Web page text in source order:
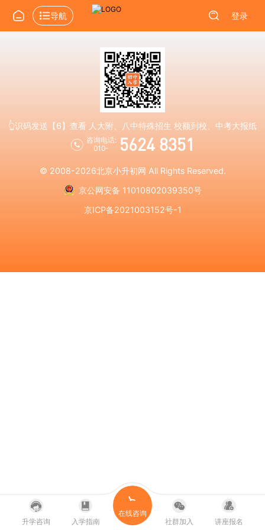
导航 登录
👆识码发送【6】查看 人大附、八中特殊招生 校额到校、中考大报纸
咨询电话:
010-
5624 8351
© 2008-2026北京小升初网 All Rights Reserved.
京公网安备 11010802039350号
京ICP备2021003152号-1
升学咨询 入学指南
在线咨询
社群加入
讲座报名